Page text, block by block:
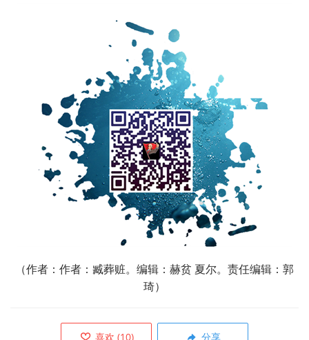
（作者： 作者：臧葬赃。编辑：赫贫 夏尔。责任编辑：郭
琦）
喜欢 (10) 分享